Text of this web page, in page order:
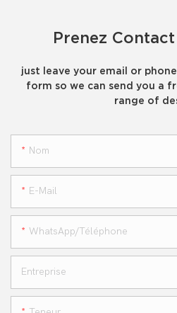
Prenez
just leave your email or
form so we can send you a
range of
Nom
E-Mail
WhatsApp/téléphone
Entreprise